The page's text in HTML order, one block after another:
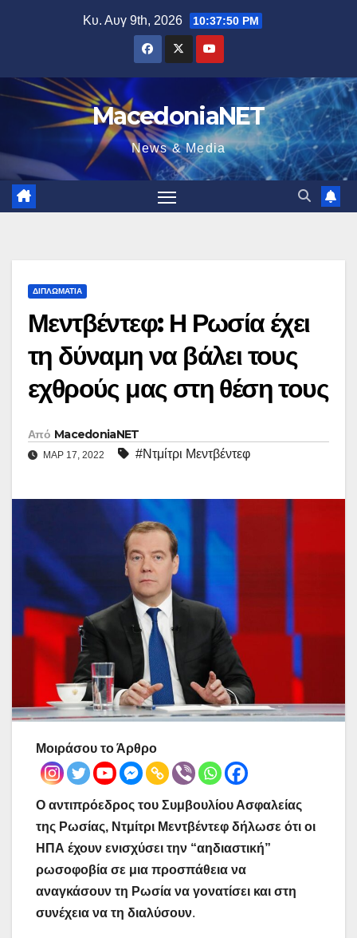
Κυ. Αυγ 9th, 2026 10:37:52 PM
MacedoniaNET
News & Media
ΔΙΠΛΩΜΑΤΊΑ
Μεντβέντεφ: Η Ρωσία έχει
τη δύναμη να βάλει τους
εχθρούς μας στη θέση τους
Από MacedoniaNET
ΜΑΡ 17, 2022 #Ντμίτρι Μεντβέντεφ
Μοιράσου το Άρθρο
Ο αντιπρόεδρος του Συμβουλίου Ασφαλείας
της Ρωσίας, Ντμίτρι Μεντβέντεφ δήλωσε ότι οι
ΗΠΑ έχουν ενισχύσει την “αηδιαστική”
ρωσοφοβία σε μια προσπάθεια να
αναγκάσουν τη Ρωσία να γονατίσει και στη
συνέχεια να τη διαλύσουν.